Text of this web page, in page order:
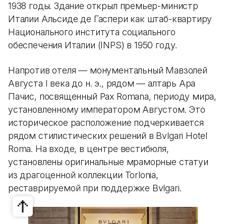
1938 годы. Здание открыл премьер-министр
Италии Альсиде де Гаспери как штаб-квартиру
Национального института социального
обеспечения Италии (INPS) в 1950 году.
Напротив отеля — монументальный Мавзолей
Августа I века до н. э., рядом — алтарь Ара
Пачис, посвященный Pax Romana, периоду мира,
установленному императором Августом. Это
историческое расположение подчеркивается
рядом стилистических решений в Bvlgari Hotel
Roma. На входе, в центре вестибюля,
установлены оригинальные мраморные статуи
из драгоценной коллекции Torlonia,
реставрируемой при поддержке Bvlgari.